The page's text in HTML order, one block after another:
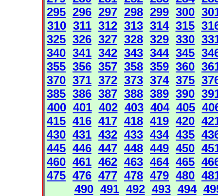
295 296 297 298 299 300
310 311 312 313 314 315
325 326 327 328 329 330
340 341 342 343 344 345
355 356 357 358 359 360
370 371 372 373 374 375
385 386 387 388 389 390
400 401 402 403 404 405
415 416 417 418 419 420
430 431 432 433 434 435
445 446 447 448 449 450
460 461 462 463 464 465
475 476 477 478 479 480
490 491 492 493 494